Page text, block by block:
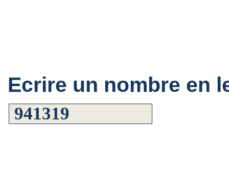
Ecrire un nombre en